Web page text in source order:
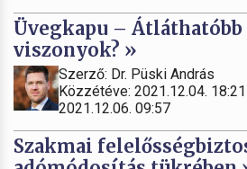
Üvegkapu –
viszonyok? »
Szerző: Dr. Püski András
Közzétéve: 2021.12.04.
2021.12.06. 09:57
Szakmai